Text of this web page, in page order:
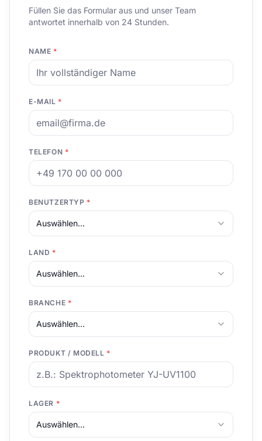
Füllen Sie das Formular aus und unser Team
antwortet innerhalb von 24 Stunden.
NAME *
E-MAIL *
TELEFON *
BENUTZERTYP *
Auswählen...
LAND *
Auswählen...
BRANCHE *
Auswählen...
PRODUKT / MODELL *
LAGER *
Auswählen...